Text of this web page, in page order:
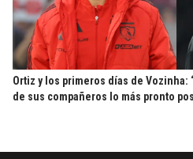
Ortiz y los primeros días de Vozinha:
de sus compañeros lo más pronto